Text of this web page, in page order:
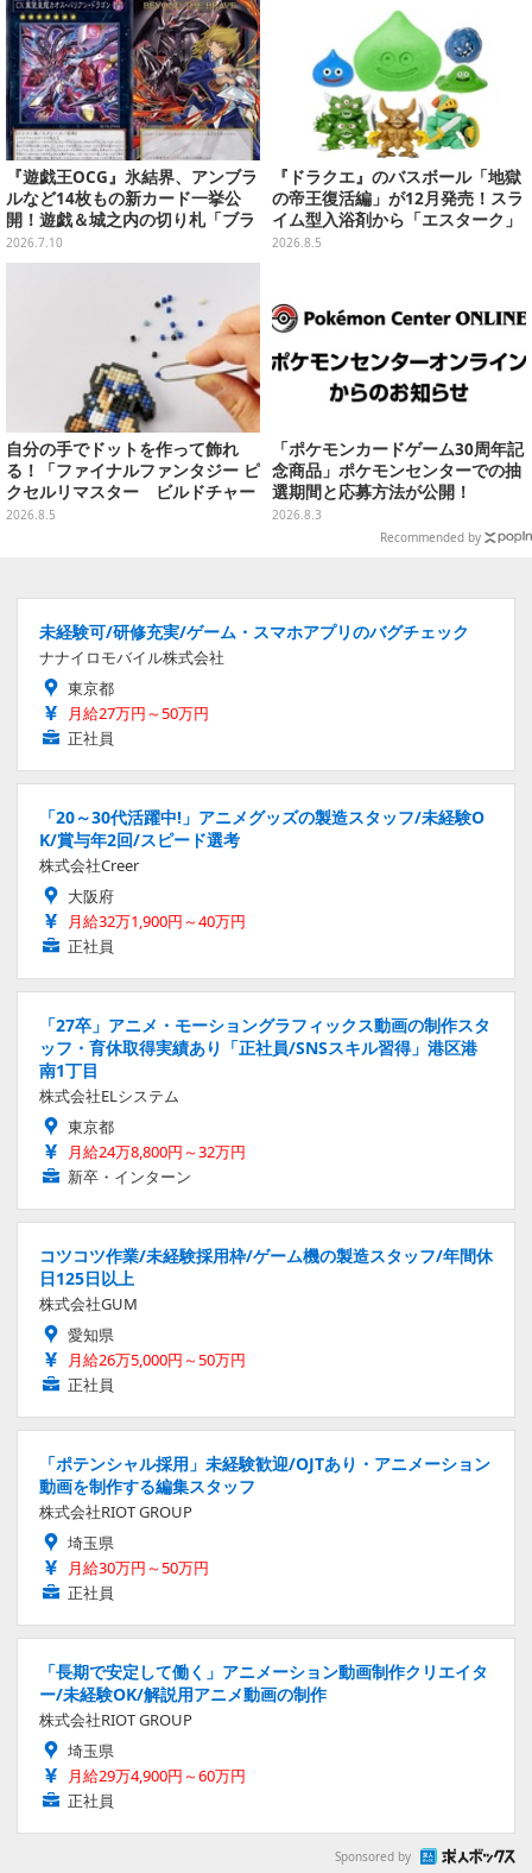
『遊戯王OCG』氷結界、アンブラ
ルなど14枚もの新カード一挙公
開！遊戯＆城之内の切り札「ブラ
ック・デーモンズ・ドラゴン」も
新たな装いで登場
2026.7.10
『ドラクエ』のバスボール「地獄
の帝王復活編」が12月発売！スラ
イム型入浴剤から「エスターク」
「デスピサロ」ら6体が飛び出す
2026.8.5
自分の手でドットを作って飾れ
る！「ファイナルファンタジー ピ
クセルリマスター ビルドチャー
ムコレクション Vol.3」が予約
2026.8.5
「ポケモンカードゲーム30周年記
念商品」ポケモンセンターでの抽
選期間と応募方法が公開！
2026.8.3
Recommended by
未経験可/研修充実/ゲーム・スマホアプリのバグチェック
ナナイロモバイル株式会社
東京都
月給27万円～50万円
正社員
「20～30代活躍中!」アニメグッズの製造スタッフ/未経験O
K/賞与年2回/スピード選考
株式会社Creer
大阪府
月給32万1,900円～40万円
正社員
「27卒」アニメ・モーショングラフィックス動画の制作スタ
ッフ・育休取得実績あり「正社員/SNSスキル習得」港区港
南1丁目
株式会社ELシステム
東京都
月給24万8,800円～32万円
新卒・インターン
コツコツ作業/未経験採用枠/ゲーム機の製造スタッフ/年間休
日125日以上
株式会社GUM
愛知県
月給26万5,000円～50万円
正社員
「ポテンシャル採用」未経験歓迎/OJTあり・アニメーション
動画を制作する編集スタッフ
株式会社RIOT GROUP
埼玉県
月給30万円～50万円
正社員
「長期で安定して働く」アニメーション動画制作クリエイタ
ー/未経験OK/解説用アニメ動画の制作
株式会社RIOT GROUP
埼玉県
月給29万4,900円～60万円
正社員
Sponsored by